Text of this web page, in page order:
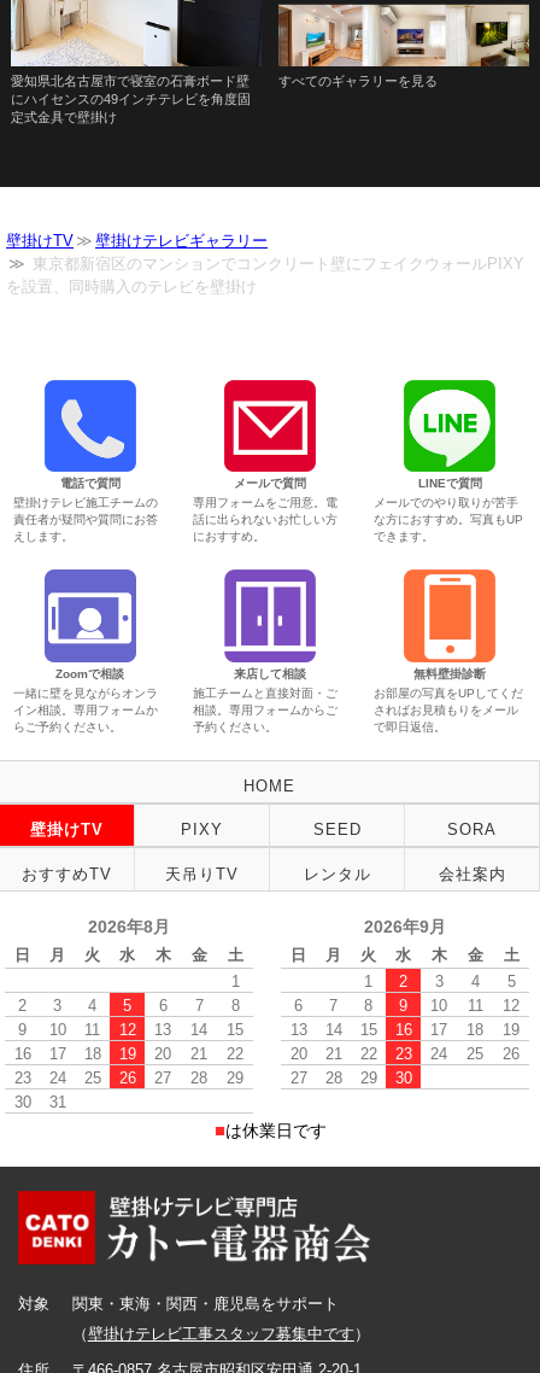
愛知県北名古屋市で寝室の石膏ボード壁
にハイセンスの49インチテレビを角度固
定式金具で壁掛け
すべてのギャラリーを見る
壁掛けTV
壁掛けテレビギャラリー
東京都新宿区のマンションでコンクリート壁にフェイクウォールPIXY
を設置、同時購入のテレビを壁掛け
電話で質問
壁掛けテレビ施工チームの
責任者が疑問や質問にお答
えします。
メールで質問
専用フォームをご用意。電
話に出られないお忙しい方
におすすめ。
LINEで質問
メールでのやり取りが苦手
な方におすすめ。写真もUP
できます。
Zoomで相談
一緒に壁を見ながらオンラ
イン相談。専用フォームか
らご予約ください。
来店して相談
施工チームと直接対面・ご
相談。専用フォームからご
予約ください。
無料壁掛診断
お部屋の写真をUPしてくだ
さればお見積もりをメール
で即日返信。
HOME
壁掛けTV PIXY SEED SORA
おすすめTV 天吊りTV レンタル 会社案内
2026年8月
日 月 火 水 木 金
土
1
2
3 4 5 6 7
8
9
10 11 12 13 14
15
16
17 18 19 20 21
22
23
24 25 26 27 28
29
30
31
2026年9月
日 月 火 水 木 金
土
1
2 3 4
5
6
7 8 9 10 11
12
13
14 15 16 17 18
19
20
21 22 23 24 25
26
27
28 29 30
■は休業日です
対象
関東・東海・関西・鹿児島をサポート
（壁掛けテレビ工事スタッフ募集中です ）